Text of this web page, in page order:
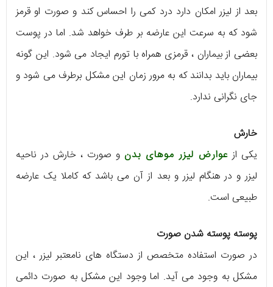
بعد از لیزر امکان دارد درد کمی را احساس کند و صورت او قرمز
شود که به سرعت این عارضه بر طرف خواهد شد. اما در پوست
بعضی از بیماران ، قرمزی همراه با تورم ایجاد می شود. این گونه
بیماران باید بدانند که به مرور زمان این مشکل برطرف می شود و
جای نگرانی ندارد.
خارش
یکی از عوارض لیزر موهای بدن و صورت ، خارش در ناحیه
لیزر و در هنگام لیزر و بعد از آن می باشد که کاملا یک عارضه
طبیعی است.
پوسته پوسته شدن صورت
در صورت استفاده متخصص از دستگاه های نامعتبر لیزر ، این
مشکل به وجود می آید. اما وجود این مشکل به صورت دائمی